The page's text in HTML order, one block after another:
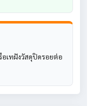
เทฝังวัสดุปิดรอยต่อ